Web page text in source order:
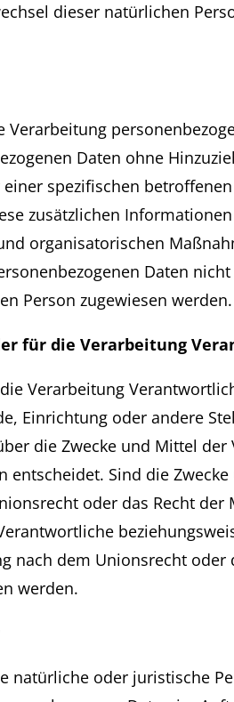
dieser natürlichen
Daten ohne
spezifischen
zusätzlichen
organisatorischen
Daten
Person zugewiesen werden.
für die Verarbeitung
Verarbeitung
Einrichtung oder andere
die Zwecke und Mittel der
entscheidet. Sind die
oder das Recht der
nach dem Unionsrecht oder
werden.
natürliche oder juristische